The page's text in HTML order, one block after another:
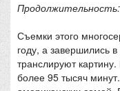
Съемки этого
году, а завершились
транслируют
более 95 тысяч